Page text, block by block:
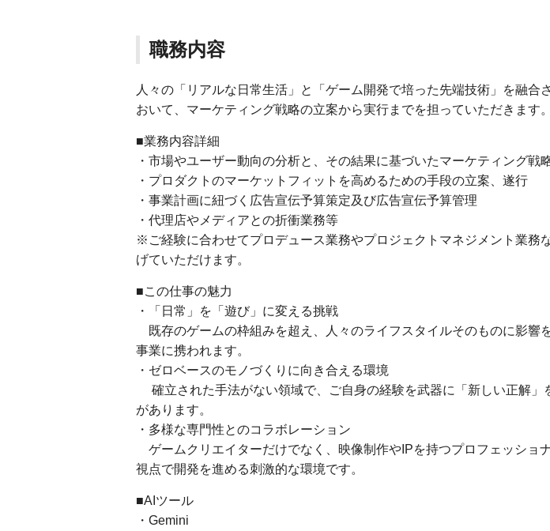
職務内容
人々の「リアルな日常生活」と「ゲーム開発で培った先端技術」を融合
おいて、マーケティング戦略の立案から実行までを担っていただきます。
■業務内容詳細
・市場やユーザー動向の分析と、その結果に基づいたマーケティング戦
・プロダクトのマーケットフィットを高めるための手段の立案、遂行
・事業計画に紐づく広告宣伝予算策定及び広告宣伝予算管理
・代理店やメディアとの折衝業務等
※ご経験に合わせてプロデュース業務やプロジェクトマネジメント業務
げていただけます。
■この仕事の魅力
・「日常」を「遊び」に変える挑戦
既存のゲームの枠組みを超え、人々のライフスタイルそのものに影響
事業に携われます。
・ゼロベースのモノづくりに向き合える環境
確立された手法がない領域で、ご自身の経験を武器に「新しい正解」
があります。
・多様な専門性とのコラボレーション
ゲームクリエイターだけでなく、映像制作やIPを持つプロフェッショ
視点で開発を進める刺激的な環境です。
■AIツール
・Gemini